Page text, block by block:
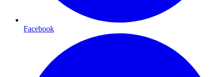
Facebook